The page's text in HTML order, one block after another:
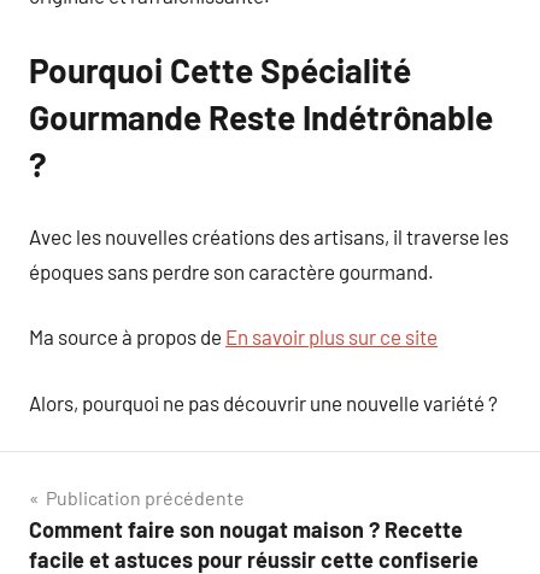
Pourquoi Cette Spécialité
Gourmande Reste Indétrônable
?
Avec les nouvelles créations des artisans, il traverse les
époques sans perdre son caractère gourmand.
Ma source à propos de En savoir plus sur ce site
Alors, pourquoi ne pas découvrir une nouvelle variété ?
Navigation
de
Publication précédente
Comment faire son nougat maison ? Recette
facile et astuces pour réussir cette confiserie